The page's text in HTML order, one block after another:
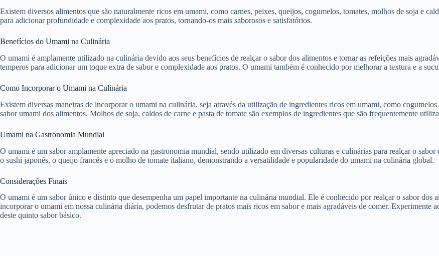
Existem diversos alimentos que são naturalmente ricos em umami, como carnes, peixes, queijos, cogumelos, tomates, molhos de soja e
para adicionar profundidade e complexidade aos pratos, tornando-os mais saborosos e satisfatórios.
Benefícios do Umami na Culinária
O umami é amplamente utilizado na culinária devido aos seus benefícios de realçar o sabor dos alimentos e tornar as refeições mais
temperos para adicionar um toque extra de sabor e complexidade aos pratos. O umami também é conhecido por melhorar a textura e a
Como Incorporar o Umami na Culinária
Existem diversas maneiras de incorporar o umami na culinária, seja através da utilização de ingredientes ricos em umami, como
sabor umami dos alimentos. Molhos de soja, caldos de carne e pasta de tomate são exemplos de ingredientes que são frequentemente
Umami na Gastronomia Mundial
O umami é um sabor amplamente apreciado na gastronomia mundial, sendo utilizado em diversas culturas e culinárias para realçar o
o sushi japonês, o queijo francês e o molho de tomate italiano, demonstrando a versatilidade e popularidade do umami na culinária global.
Considerações Finais
O umami é um sabor único e distinto que desempenha um papel importante na culinária mundial. Ele é conhecido por realçar o sabor dos
incorporar o umami em nossa culinária diária, podemos desfrutar de pratos mais ricos em sabor e mais agradáveis de comer. Experimente
deste quinto sabor básico.